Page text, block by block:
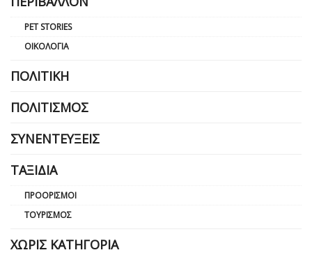
PET STORIES
ΟΙΚΟΛΟΓΊΑ
ΠΟΛΙΤΙΚΉ
ΠΟΛΙΤΙΣΜΌΣ
ΣΥΝΕΝΤΕΎΞΕΙΣ
ΤΑΞΊΔΙΑ
ΠΡΟΟΡΙΣΜΟΊ
ΤΟΥΡΙΣΜΌΣ
ΧΩΡΊΣ ΚΑΤΗΓΟΡΊΑ